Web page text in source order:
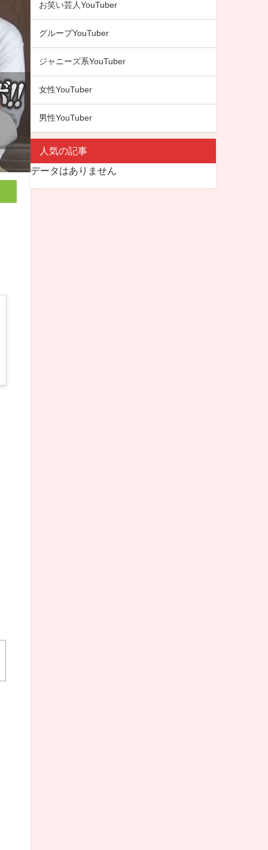
お笑い芸人YouTuber
グループYouTuber
ジャニーズ系YouTuber
女性YouTuber
男性YouTuber
人気の記事
データはありません